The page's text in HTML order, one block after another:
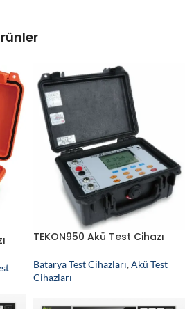
TEKON950 Akü Test Cihazı
Batarya Test Cihazları,Akü Test
Cihazları